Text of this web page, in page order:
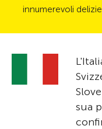
innumerevoli
sua